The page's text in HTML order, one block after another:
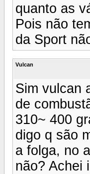
quanto as
Pois não
da Sport
Vulcan
Sim vulcan
de
310~ 400
digo q são
a folga, no
não? Achei